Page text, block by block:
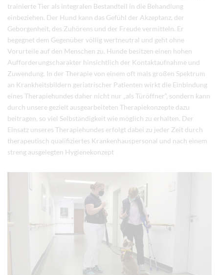
trainierte Tier als integralen Bestandteil in die Behandlung
einbeziehen. Der Hund kann das Gefühl der Akzeptanz, der
Geborgenheit, des Zuhörens und der Freude vermitteln. Er
begegnet dem Gegenüber völlig wertneutral und geht ohne
Vorurteile auf den Menschen zu. Hunde besitzen einen hohen
Aufforderungscharakter hinsichtlich der Kontaktaufnahme und
Zuwendung. In der Therapie von einem oft mals großen Spektrum
an Krankheitsbildern geriatrischer Patienten wirkt die Einbindung
eines Therapiehundes daher nicht nur „als Türöffner“, sondern kann
durch unsere gezielt ausgearbeiteten Therapiekonzepte dazu
beitragen, so viel Selbständigkeit wie möglich zu erhalten. Der
Einsatz unseres Therapiehundes erfolgt dabei zu jeder Zeit durch
therapeutisch qualifiziertes Krankenhauspersonal und nach einem
streng ausgelegten Hygienekonzept